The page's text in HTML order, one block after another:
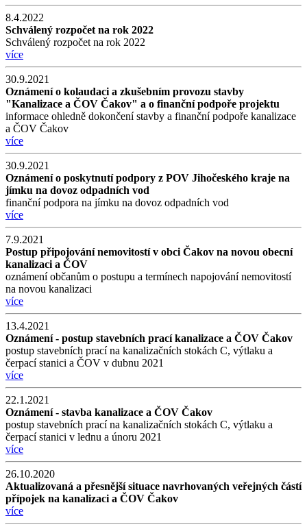
8.4.2022
Schválený rozpočet na rok 2022
Schválený rozpočet na rok 2022
více
30.9.2021
Oznámení o kolaudaci a zkušebním provozu stavby
"Kanalizace a ČOV Čakov" a o finanční podpoře projektu
informace ohledně dokončení stavby a finanční podpoře kanalizace
a ČOV Čakov
více
30.9.2021
Oznámení o poskytnutí podpory z POV Jihočeského kraje na
jímku na dovoz odpadních vod
finanční podpora na jímku na dovoz odpadních vod
více
7.9.2021
Postup připojování nemovitostí v obci Čakov na novou obecní
kanalizaci a ČOV
oznámení občanům o postupu a termínech napojování nemovitostí
na novou kanalizaci
více
13.4.2021
Oznámení - postup stavebních prací kanalizace a ČOV Čakov
postup stavebních prací na kanalizačních stokách C, výtlaku a
čerpací stanici a ČOV v dubnu 2021
více
22.1.2021
Oznámení - stavba kanalizace a ČOV Čakov
postup stavebních prací na kanalizačních stokách C, výtlaku a
čerpací stanici v lednu a únoru 2021
více
26.10.2020
Aktualizovaná a přesnější situace navrhovaných veřejných částí
přípojek na kanalizaci a ČOV Čakov
více